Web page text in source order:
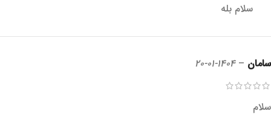
سلام بله
سامان –
1404-01-20
سلام